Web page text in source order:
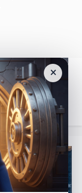
×